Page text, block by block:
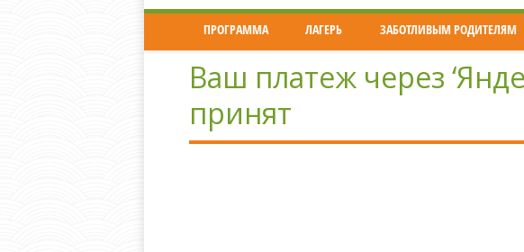
ПРОГРАММА ЛАГЕРЬ ЗАБОТЛИВЫМ РОДИТЕЛЯМ
Ваш платеж через
принят